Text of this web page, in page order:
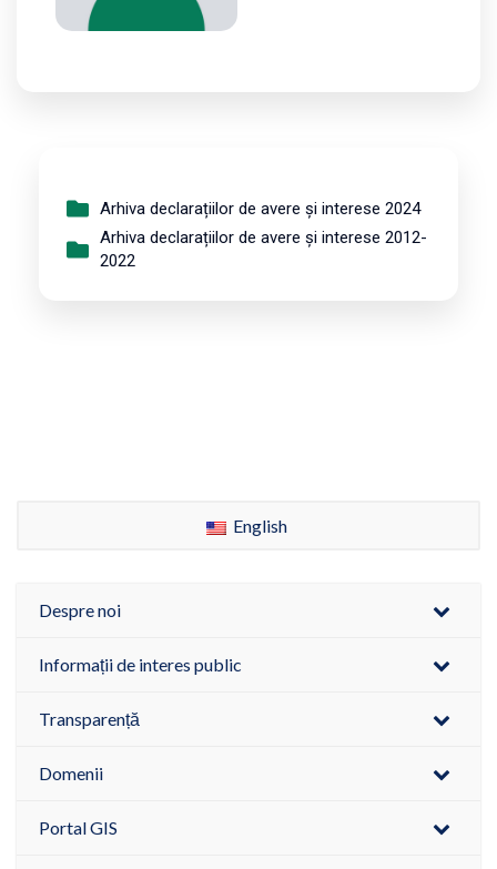
Arhiva declarațiilor de avere și interese 2024
Arhiva declarațiilor de avere și interese 2012-
2022
English
Despre noi
Informații de interes public
Transparență
Domenii
Portal GIS